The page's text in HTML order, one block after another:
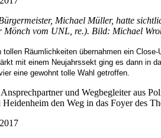
Michael Müller, hatte
Mönch vom UNL, re.). Bild: Michael
tollen Räumlichkeiten übernahmen ein
mit einem Neujahrssekt ging es dann in
eine gewohnt tolle Wahl getroffen.
und Wegbegleiter aus
den Weg in das Foyer des